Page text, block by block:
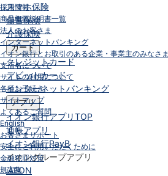
スマホ保険
傷害保険
介護保険
カード
クレジットカード
デビットカード
インターネットバンキング
アプリ
イオン銀行アプリTOP
通帳アプリ
イオン銀行PayB
イオングループアプリ
iAEON
採用情報
商品概要説明書一覧
法人のお客さま
インターネットバンキング
イオン銀行とお取引のある企業・事業主のみなさま
支店名について
サイトの利用について
各種お手続き
サイトマップ
よくあるご質問
English
お客さまサポート
安全にご利用いただくために
金融犯罪対策
規定集